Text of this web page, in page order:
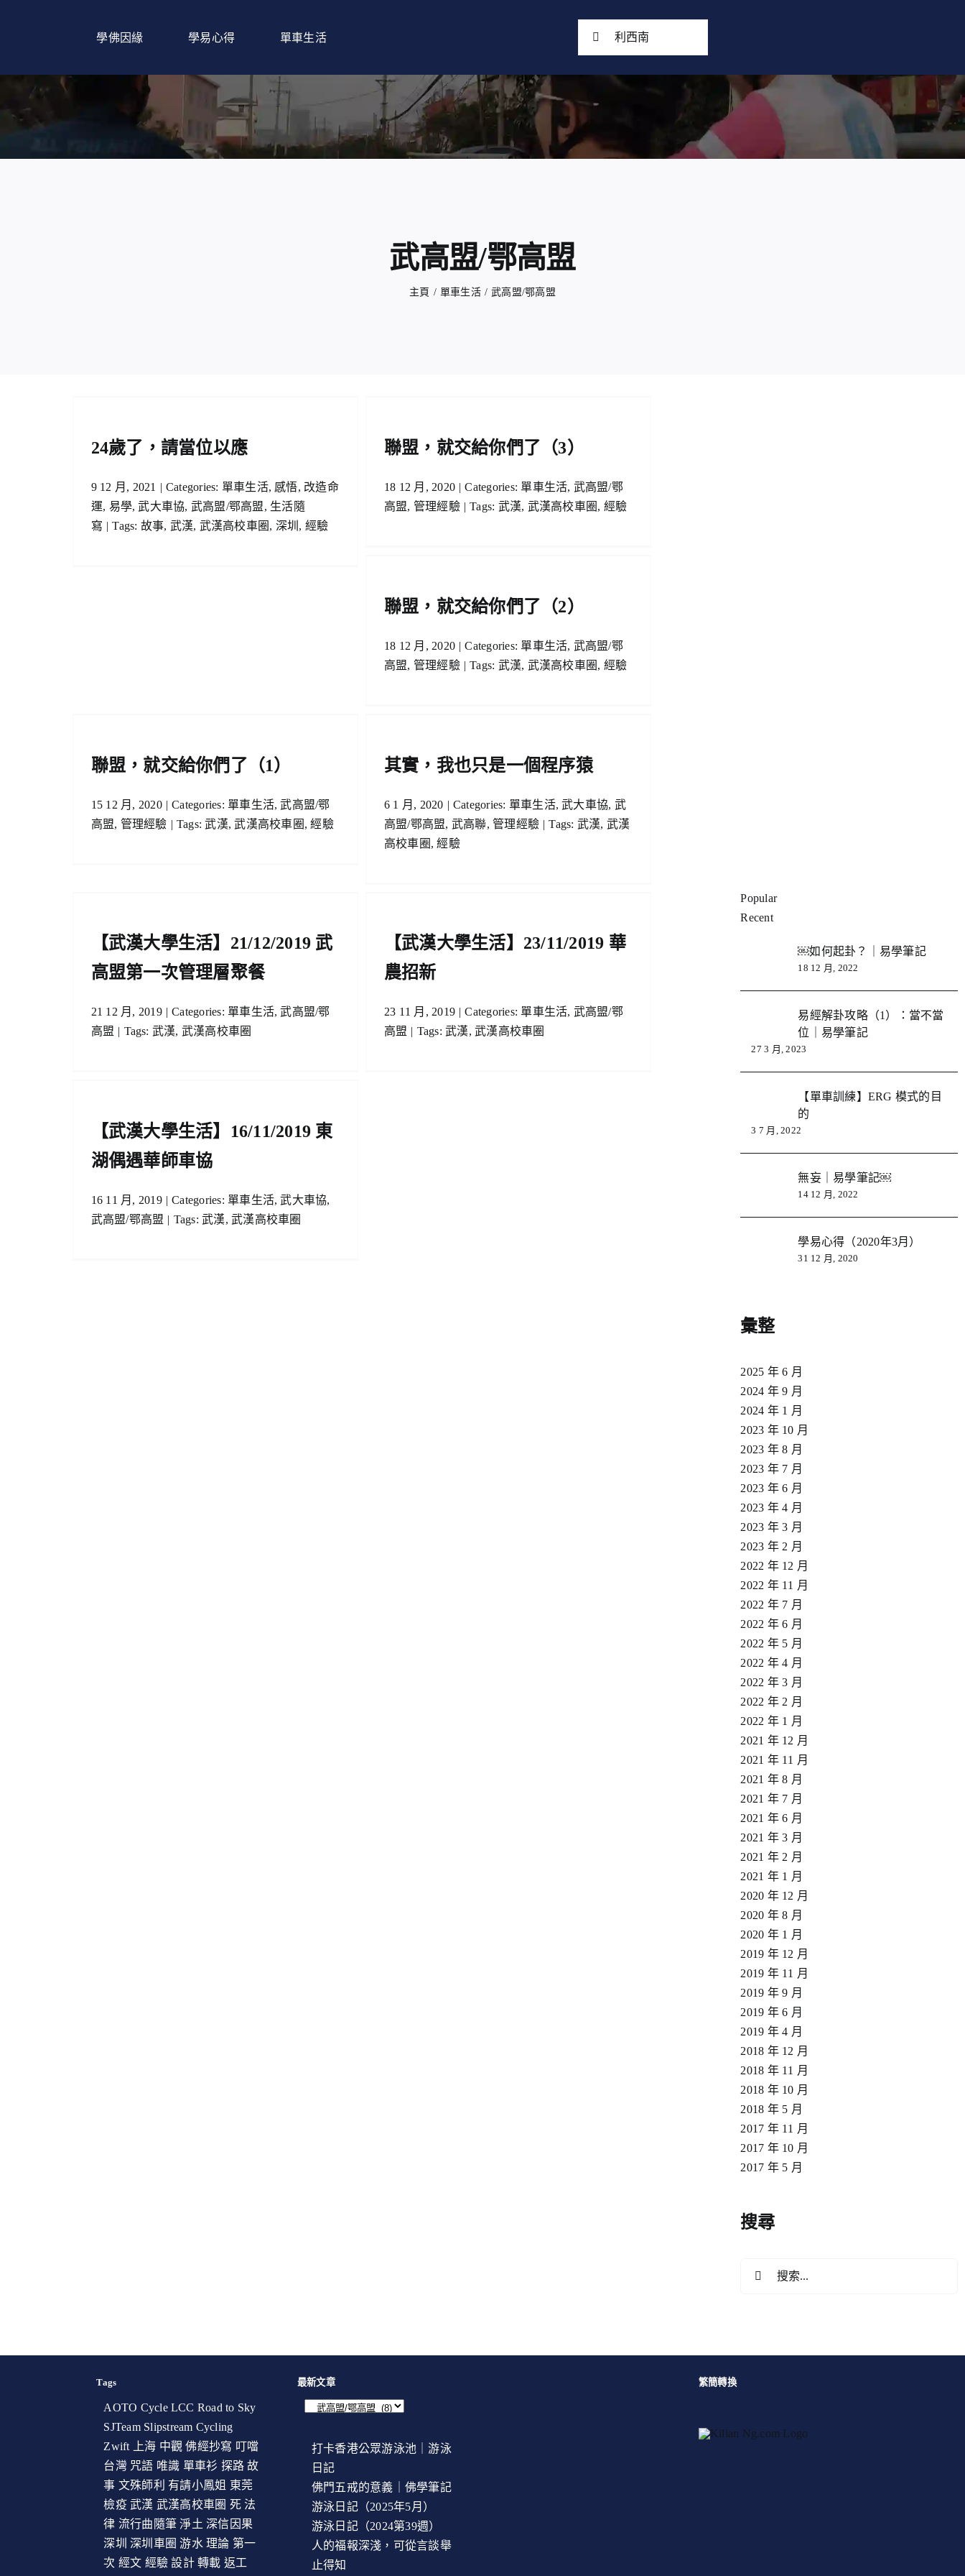
學佛因緣 學易心得 單車生活
武高盟/鄂高盟
主頁 單車生活 武高盟/鄂高盟
24歲了，請當位以應
9 12 月, 2021 | Categories: 單車生活, 感悟, 改造命
運, 易學,武大車協, 武高盟/鄂高盟, 生活隨
寫 | Tags: 故事, 武漢, 武漢高校車圈 , 深圳 , 經驗
聯盟，就交給你們了（3）
18 12 月, 2020 | Categories: 單車生活, 武高盟/鄂
高盟, 管理經驗 | Tags: 武漢, 武漢高校車圈 , 經驗
聯盟，就交給你們了（2）
18 12 月, 2020 | Categories: 單車生活, 武高盟/鄂
高盟, 管理經驗 | Tags: 武漢, 武漢高校車圈 , 經驗
聯盟，就交給你們了（1）
15 12 月, 2020 | Categories: 單車生活,武高盟/鄂
高盟, 管理經驗 | Tags:武漢,武漢高校車圈 ,經驗
其實，我也只是一個程序猿
6 1 月, 2020 | Categories: 單車生活,武大車協, 武
高盟/鄂高盟, 武高聯,管理經驗 | Tags: 武漢, 武漢
高校車圈 ,經驗
【武漢大學生活】21/12/2019 武
高盟第一次管理層聚餐
21 12 月, 2019 | Categories: 單車生活,武高盟/鄂
高盟 | Tags: 武漢, 武漢高校車圈
單車生活 武高盟/鄂高盟
【武漢大學生活】23/11/2019 華
農招新
23 11 月, 2019 | Categories: 單車生活, 武高盟/鄂
高盟 | Tags:武漢,武漢高校車圈
【武漢大學生活】16/11/2019 東
湖偶遇華師車協
16 11 月, 2019 | Categories: 單車生活,武大車協,
武高盟/鄂高盟 | Tags:武漢,武漢高校車圈
Popular
Recent
￼如何起卦？｜易學筆記
18 12 月, 2022
易經解卦攻略（1）：當不當
位｜易學筆記
27 3 月, 2023
【單車訓練】ERG 模式的目
的
3 7 月, 2022
無妄｜易學筆記￼
14 12 月, 2022
學易心得（2020年3月）
31 12 月, 2020
彙整
2025 年 6 月
2024 年 9 月
2024 年 1 月
2023 年 10 月
2023 年 8 月
2023 年 7 月
2023 年 6 月
2023 年 4 月
2023 年 3 月
2023 年 2 月
2022 年 12 月
2022 年 11 月
2022 年 7 月
2022 年 6 月
2022 年 5 月
2022 年 4 月
2022 年 3 月
2022 年 2 月
2022 年 1 月
2021 年 12 月
2021 年 11 月
2021 年 8 月
2021 年 7 月
2021 年 6 月
2021 年 3 月
2021 年 2 月
2021 年 1 月
2020 年 12 月
2020 年 8 月
2020 年 1 月
2019 年 12 月
2019 年 11 月
2019 年 9 月
2019 年 6 月
2019 年 4 月
2018 年 12 月
2018 年 11 月
2018 年 10 月
2018 年 5 月
2017 年 11 月
2017 年 10 月
2017 年 5 月
搜尋
Tags
AOTO Cycle LCC Road to Sky
SJTeam Slipstream Cycling
Zwift 上海 中觀 佛經抄寫 叮噹
台灣 咒語 唯識 單車衫 探路 故
事 文殊師利 有請小鳳姐 東莞
檢疫 武漢 武漢高校車圈 死 法
律 流行曲隨筆 淨土 深信因果
深圳 深圳車圈 游水 理論 第一
次 經文 經驗 設計 轉載 返工
最新文章
打卡香港公眾游泳池｜游泳
日記
佛門五戒的意義｜佛學筆記
游泳日記（2025年5月）
游泳日記（2024第39週）
人的福報深淺，可從言談舉
止得知
繁簡轉換